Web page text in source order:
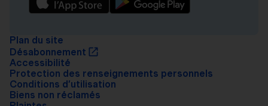
Plan du site
Désabonnement
Accessibilité
Protection des renseignements personnels
Conditions d’utilisation
Biens non réclamés